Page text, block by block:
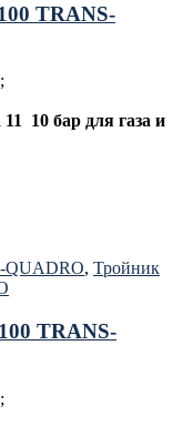
TRANS-
;
11 10 бар для газа и
QUADRO, Тройник
TRANS-
;